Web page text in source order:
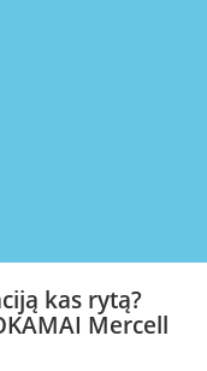
kas rytą?
Mercell